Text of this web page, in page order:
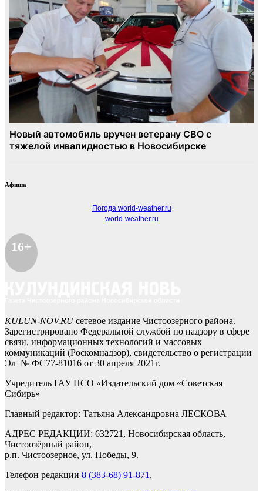
Афиша
Погода world-weather.ru
world-weather.ru
16+
KULUN-NOV.RUсетевое издание Чистоозерного района.
Зарегистрировано Федеральной службой по надзору в сфере
связи, информационных технологий и массовых
коммуникаций (Роскомнадзор), свидетельство о регистрации
Эл № ФС77-81016 от 30 апреля 2021г.
Учредитель ГАУ НСО «Издательский дом «Советская
Сибирь»
Главный редактор: Татьяна Александровна ЛЕСКОВА
АДРЕС РЕДАКЦИИ: 632721, Новосибирская область,
Чистоозёрный район,
р.п. Чистоозерное, ул. Победы, 9.
Телефон редакции 8 (383-68) 91-871 ,